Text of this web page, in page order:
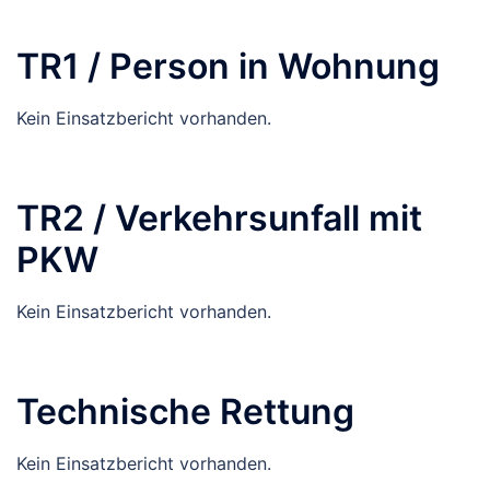
TR1 / Person in Wohnung
Kein Einsatzbericht vorhanden.
TR2 / Verkehrsunfall mit
PKW
Kein Einsatzbericht vorhanden.
Technische Rettung
Kein Einsatzbericht vorhanden.